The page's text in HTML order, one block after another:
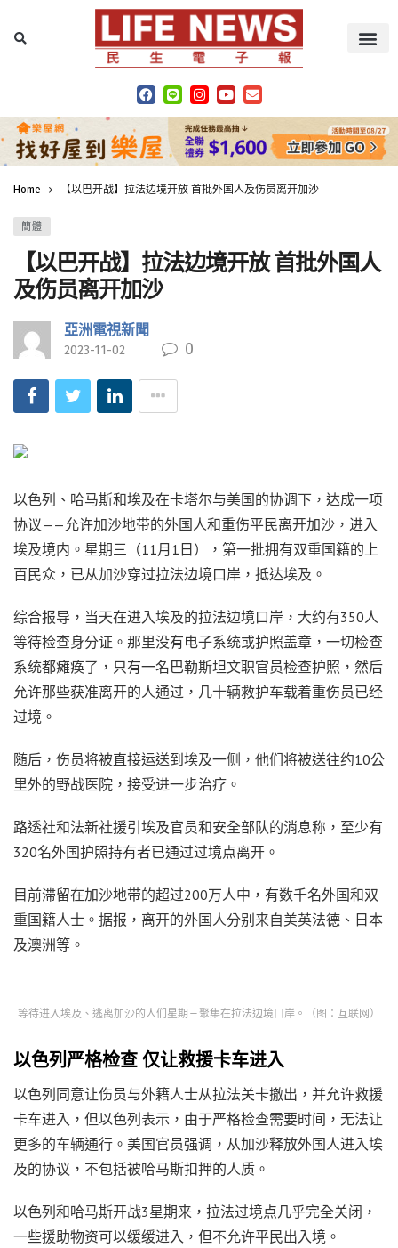
Home 【以巴开战】拉法边境开放 首批外国人及伤员离开加沙
簡體
【以巴开战】拉法边境开放 首批外国人
及伤员离开加沙
亞洲電視新聞
2023-11-02 0
以色列、哈马斯和埃及在卡塔尔与美国的协调下，达成一项
协议——允许加沙地带的外国人和重伤平民离开加沙，进入
埃及境内。星期三（11月1日），第一批拥有双重国籍的上
百民众，已从加沙穿过拉法边境口岸，抵达埃及。
综合报导，当天在进入埃及的拉法边境口岸，大约有350人
等待检查身分证。那里没有电子系统或护照盖章，一切检查
系统都瘫痪了，只有一名巴勒斯坦文职官员检查护照，然后
允许那些获准离开的人通过，几十辆救护车载着重伤员已经
过境。
随后，伤员将被直接运送到埃及一侧，他们将被送往约10公
里外的野战医院，接受进一步治疗。
路透社和法新社援引埃及官员和安全部队的消息称，至少有
320名外国护照持有者已通过过境点离开。
目前滞留在加沙地带的超过200万人中，有数千名外国和双
重国籍人士。据报，离开的外国人分别来自美英法德、日本
及澳洲等。
等待进入埃及、逃离加沙的人们星期三聚集在拉法边境口岸。（图：互联网）
以色列严格检查 仅让救援卡车进入
以色列同意让伤员与外籍人士从拉法关卡撤出，并允许救援
卡车进入，但以色列表示，由于严格检查需要时间，无法让
更多的车辆通行。美国官员强调，从加沙释放外国人进入埃
及的协议，不包括被哈马斯扣押的人质。
以色列和哈马斯开战3星期来，拉法过境点几乎完全关闭，
一些援助物资可以缓缓进入，但不允许平民出入境。